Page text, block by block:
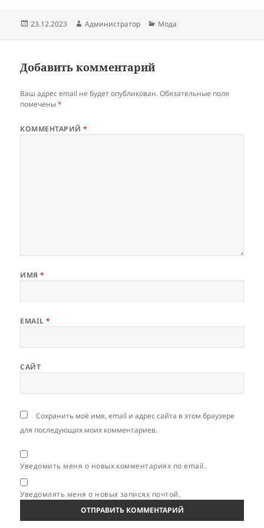
Опубликовано
23.12.2023 Автор
Администратор Рубрики
Мода
Добавить комментарий
Ваш адрес email не будет опубликован. Обязательные поля
помечены*
КОММЕНТАРИЙ*
ИМЯ*
EMAIL*
САЙТ
Сохранить моё имя, email и адрес сайта в этом браузере
для последующих моих комментариев.
Уведомить меня о новых комментариях по email.
Уведомлять меня о новых записях почтой.